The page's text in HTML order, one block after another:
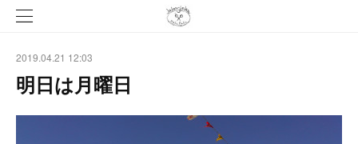
2019.04.21 12:03
明日は月曜日